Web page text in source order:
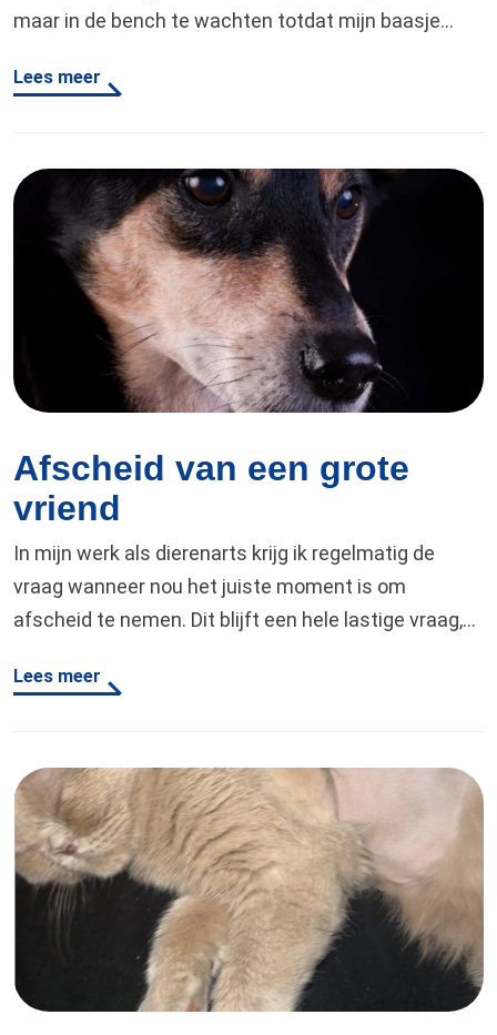
maar in de bench te wachten totdat mijn baasje
me en dat vind ik heel fijn, maar niets gaat boven de
Lees meer
Afscheid van een grote
vriend
In mijn werk als dierenarts krijg ik regelmatig de
vraag wanneer nou het juiste moment is om
afscheid te nemen. Dit blijft een hele lastige vraag,
Wanneer de slechte dagen echter meer gaan
Lees meer